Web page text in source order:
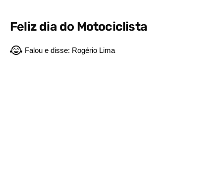
Feliz dia do Motociclista
Falou e disse: Rogério Lima